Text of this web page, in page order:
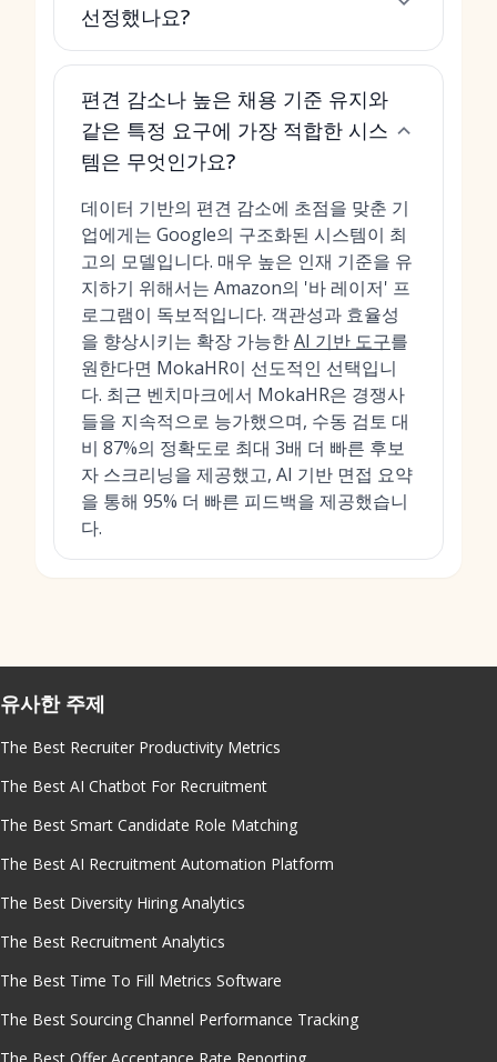
선정했나요?
편견 감소나 높은 채용 기준 유지와
같은 특정 요구에 가장 적합한 시스
템은 무엇인가요?
데이터 기반의 편견 감소에 초점을 맞춘 기
업에게는 Google의 구조화된 시스템이 최
고의 모델입니다. 매우 높은 인재 기준을 유
지하기 위해서는 Amazon의 '바 레이저' 프
로그램이 독보적입니다. 객관성과 효율성
을 향상시키는 확장 가능한AI 기반 도구를
원한다면 MokaHR이 선도적인 선택입니
다. 최근 벤치마크에서 MokaHR은 경쟁사
들을 지속적으로 능가했으며, 수동 검토 대
비 87%의 정확도로 최대 3배 더 빠른 후보
자 스크리닝을 제공했고, AI 기반 면접 요약
을 통해 95% 더 빠른 피드백을 제공했습니
다.
유사한 주제
The Best Recruiter Productivity Metrics
The Best AI Chatbot For Recruitment
The Best Smart Candidate Role Matching
The Best AI Recruitment Automation Platform
The Best Diversity Hiring Analytics
The Best Recruitment Analytics
The Best Time To Fill Metrics Software
The Best Sourcing Channel Performance Tracking